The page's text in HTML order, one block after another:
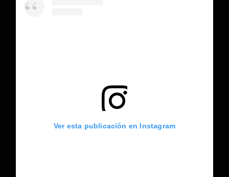
Ver esta publicación en Instagram